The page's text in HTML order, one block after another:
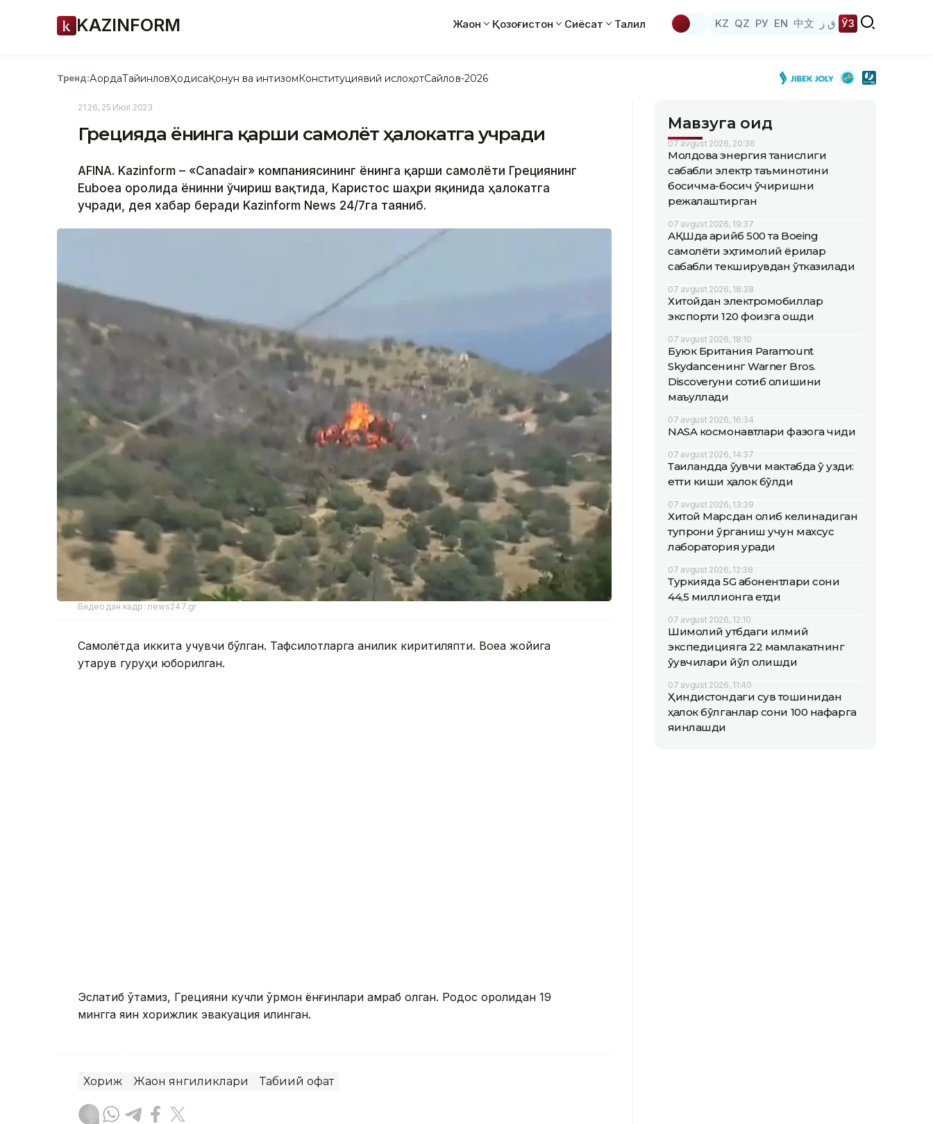
KAZINFORM Жаҳон Қозоғистон Сиёсат Таҳлил KZ QZ РУ EN 中文 ق ز ЎЗ
Тренд:АқордаТайинловҲодисаҚонун ва интизомКонституциявий ислоҳотСайлов-2026
21:26, 25 Июл 2023
Грецияда ёнғинга қарши самолёт ҳалокатга учради
АFINА. Kazinform – «Canadair» компаниясининг ёнғинга қарши самолёти Грециянинг
Euboea оролида ёнғинни ўчириш вақтида, Каристос шаҳри яқинида ҳалокатга
учради, дея хабар беради Kazinform News 24/7га таяниб.
Видеодан кадр: news247.gr
Самолётда иккита учувчи бўлган. Тафсилотларга аниқлик киритиляпти. Воқеа жойига
қутқарув гуруҳи юборилган.
Эслатиб ўтамиз, Грецияни кучли ўрмон ёнғинлари қамраб олган. Родос оролидан 19
мингга яқин хорижлик эвакуация қилинган.
Хориж Жаҳон янгиликлари Табиий офат
Мавзуга оид
07 avgust 2026, 20:36
Молдова энергия танқислиги
сабабли электр таъминотини
босқичма-босқич ўчиришни
режалаштирган
07 avgust 2026, 19:37
АҚШда қарийб 500 та Boeing
самолёти эҳтимолий ёриқлар
сабабли текширувдан ўтказилади
07 avgust 2026, 18:38
Хитойдан электромобиллар
экспорти 120 фоизга ошди
07 avgust 2026, 18:10
Буюк Британия Paramount
Skydanceнинг Warner Bros.
Discoveryни сотиб олишини
маъқуллади
07 avgust 2026, 16:34
NASA космонавтлари фазога чиқди
07 avgust 2026, 14:37
Таиландда ўқувчи мактабда ўқ узди:
етти киши ҳалок бўлди
07 avgust 2026, 13:39
Хитой Марсдан олиб келинадиган
тупроқни ўрганиш учун махсус
лаборатория қуради
07 avgust 2026, 12:38
Туркияда 5G абонентлари сони
44,5 миллионга етди
07 avgust 2026, 12:10
Шимолий қутбдаги илмий
экспедицияга 22 мамлакатнинг
ўқувчилари йўл олишди
07 avgust 2026, 11:40
Ҳиндистондаги сув тошқинидан
ҳалок бўлганлар сони 100 нафарга
яқинлашди